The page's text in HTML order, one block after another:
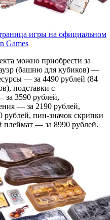
игры на официальном
Games
можно приобрести за
(башню для кубиков) —
— за 4490 рублей (84
подставки с
3590 рублей,
— за 2190 рублей,
пин-значок скрипки
плеймат — за 8990 рублей.